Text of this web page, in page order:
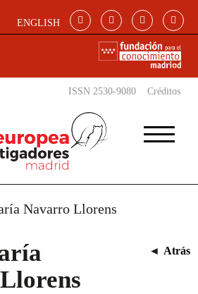
ENGLISH
ISSN 2530-9080 Créditos
Navarro Llorens
◄ Atrás